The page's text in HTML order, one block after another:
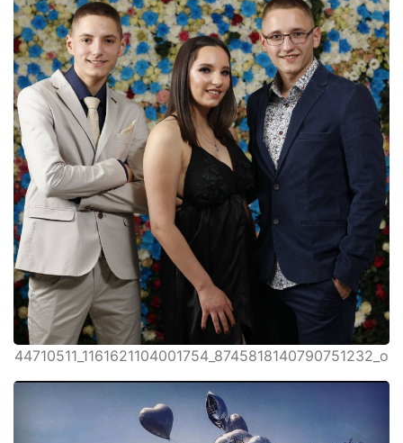
44710511_1161621104001754_8745818140790751232_o